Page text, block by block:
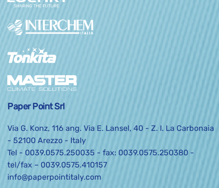
Paper Point Srl
Via G. Konz, 116 ang. Via E. Lansel, 40 - Z. I. La Carbonaia
- 52100 Arezzo - Italy
Tel - 0039.0575.250035 - fax: 0039.0575.250380 -
tel/fax – 0039.0575.410157
info@paperpointitaly.com